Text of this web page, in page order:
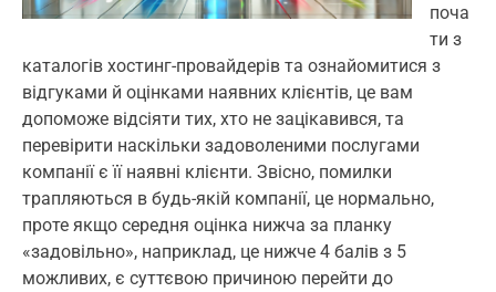
поча
ти з
каталогів хостинг-провайдерів та ознайомитися з
відгуками й оцінками наявних клієнтів, це вам
допоможе відсіяти тих, хто не зацікавився, та
перевірити наскільки задоволеними послугами
компанії є її наявні клієнти. Звісно, помилки
трапляються в будь-якій компанії, це нормально,
проте якщо середня оцінка нижча за планку
«задовільно», наприклад, це нижче 4 балів з 5
можливих, є суттєвою причиною перейти до